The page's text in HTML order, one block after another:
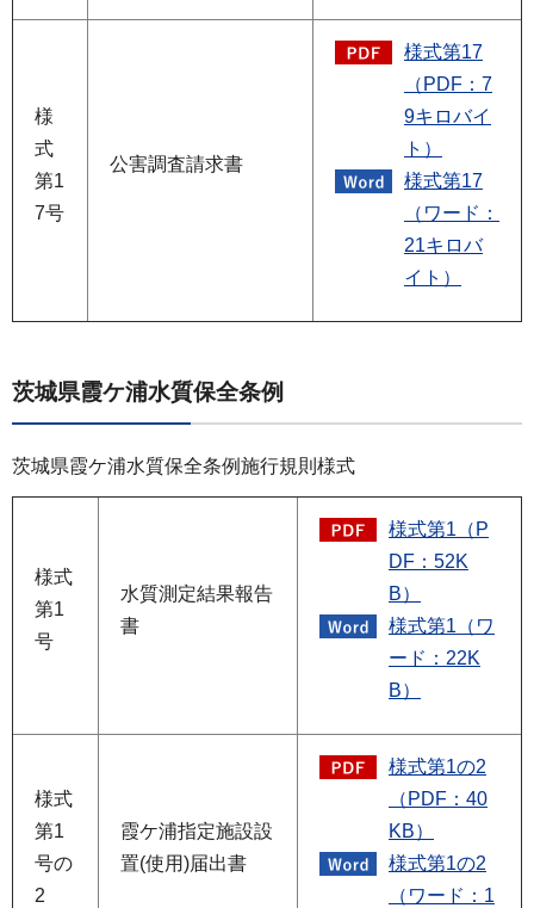
様
式
第1
7号
公害調査請求書
様式第17
（PDF：7
9キロバイ
ト）
様式第17
（ワード：
21キロバ
イト）
茨城県霞ケ浦水質保全条例
茨城県霞ケ浦水質保全条例施行規則様式
様式
第1
号
水質測定結果報告
書
様式第1（P
DF：52K
B）
様式第1（ワ
ード：22K
B）
様式
第1
号の
2
霞ケ浦指定施設設
置(使用)届出書
様式第1の2
（PDF：40
KB）
様式第1の2
（ワード：1